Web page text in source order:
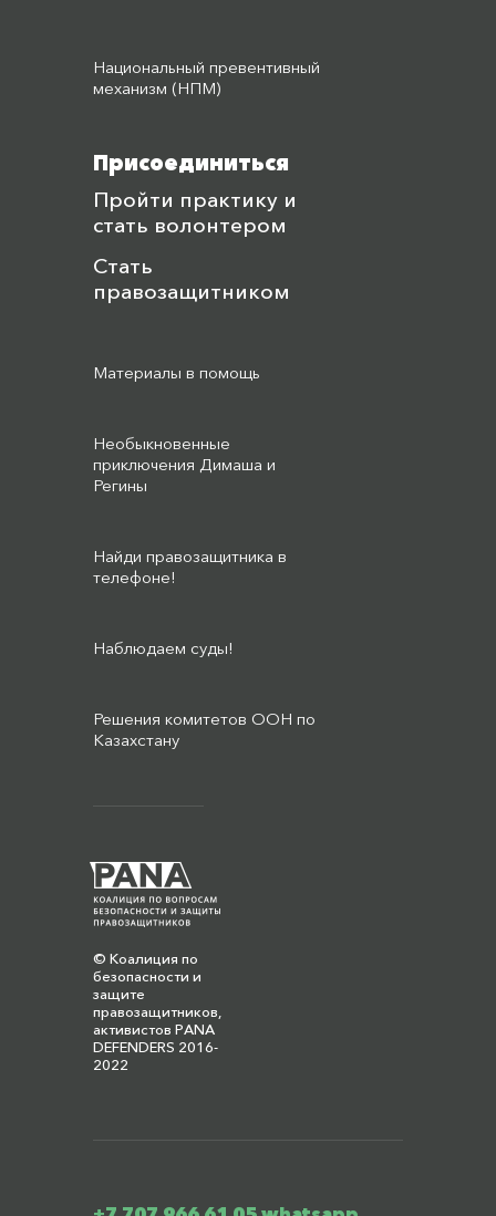
© Коалиция по
безопасности и
защите
правозащитников,
активистов PANA
DEFENDERS 2016-
2022
Национальный превентивный
механизм (НПМ)
Присоединиться
Пройти практику и
стать волонтером
Стать
правозащитником
Материалы в помощь
Необыкновенные
приключения Димаша и
Регины
Найди правозащитника в
телефоне!
Наблюдаем суды!
Решения комитетов ООН по
Казахстану